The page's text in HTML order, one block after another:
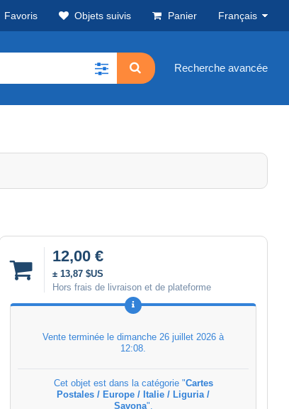
Favoris Objets suivis Panier Français
Recherche avancée
12,00 €
± 13,87 $US
Hors frais de livraison et de plateforme
Vente terminée le dimanche 26 juillet 2026 à
12:08
Cet objet est dans la catégorie "Cartes
Postales / Europe / Italie / Liguria /
Savona".